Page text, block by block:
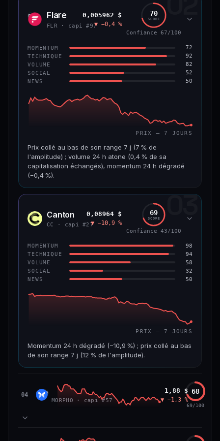
VAR. 7 J VAR. 30 J
+2,5 %
VS ATH
−45,9 %
CONFIANCE 65/100
FLR Flare
FLR · capi #97
0,005962 $
▼ −0,4 %
70
SCORE
Confiance 67/100
MOMENTUM 72
TECHNIQUE 92
VOLUME 82
SOCIAL 52
NEWS 50
PRIX — 7 JOURS
Prix collé au bas de son range 7 j (7 % de
l'amplitude) ; volume 24 h atone (0,4 % de sa
capitalisation échangés), momentum 24 h dégradé
(−0,4 %).
CAP. MARCHÉ VOLUME 24 H
VAR. 7 J VAR. 30 J
−8,8 %
VS ATH
−96,0 %
RANG CAPI.
#97
CONFIANCE 67/100
03
CC Canton
CC · capi #27
0,08964 $
▼ −10,9 %
69
SCORE
Confiance 43/100
MOMENTUM 98
TECHNIQUE 94
VOLUME 58
SOCIAL 32
NEWS 50
PRIX — 7 JOURS
Momentum 24 h dégradé (−10,9 %) ; prix collé au bas
de son range 7 j (12 % de l'amplitude).
3,5 Md$
VAR. 7 J VAR. 30 J
04 MORP Morpho
MORPHO · capi #57
1,88 $
▼ −1,3 %
68
69/100
84